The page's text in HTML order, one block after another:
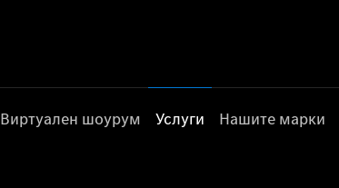
Виртуален шоурум Услуги Нашите марки